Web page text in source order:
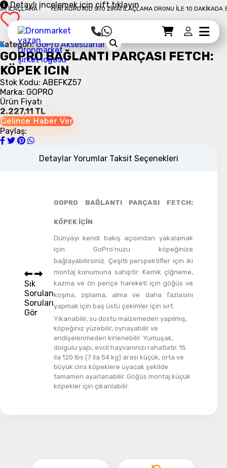
! YENI AGROTOD S70 ZIRAI İLAÇLAMA DRONU İLE 10 DAKIKADA 50
Sepet
Sepet Detayı Ödemeye Geç
Detaylı incelemek için çift tıklayın
Kategori:GoPro Aksesuarları
GOPRO BAĞLANTI PARÇASI FETCH:
KÖPEK ICIN
Stok Kodu: ABEFKZ57
Marka: GOPRO
Ürün Fiyatı
2.227,11 TL
Gelince Haber Ver
Paylaş:
Detaylar Yorumlar Taksit Seçenekleri
Sık
Sorulan
Soruları
Gör
GOPRO BAĞLANTI PARÇASI FETCH:
KÖPEK İÇİN
Dünyayı kendi bakış açısından yakalamak
için GoPro'nuzu köpeğinize
bağlayabilirsiniz. Çeşitli perspektifler için iki
montaj konumuna sahiptir: Kemik çiğneme,
kazma ve ön pençe hareketi için göğüs ve
koşma, zıplama, alma ve daha fazlasını
yapmak için baş üstü çekimler için sırt.
Yıkanabilir, su dostu malzemeden yapılmış,
köpeğiniz yüzebilir, oynayabilir ve
endişelenmeden kirlenebilir. Yumuşak,
dolgulu yapı, evcil hayvanınızı rahatlatır. 15
ila 120 lbs (7 ila 54 kg) arası küçük, orta ve
büyük cins köpeklere uyacak şekilde
tamamen ayarlanabilir. Göğüs montaj küçük
köpekler için çıkarılabilir.